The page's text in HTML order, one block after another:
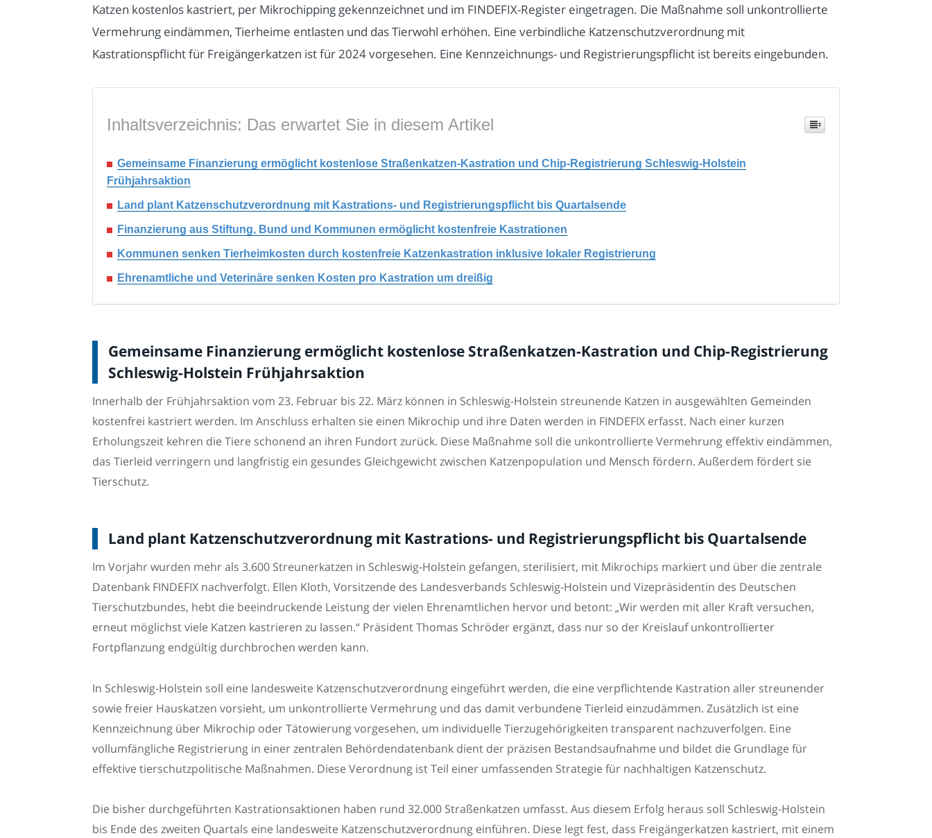
Katzen kostenlos kastriert, per Mikrochipping gekennzeichnet und im FINDEFIX-Register eingetragen. Die Maßnahme soll unkontrollierte
Vermehrung eindämmen, Tierheime entlasten und das Tierwohl erhöhen. Eine verbindliche Katzenschutzverordnung mit
Kastrationspflicht für Freigängerkatzen ist für 2024 vorgesehen. Eine Kennzeichnungs- und Registrierungspflicht ist bereits eingebunden.
Inhaltsverzeichnis: Das erwartet Sie in diesem Artikel
Gemeinsame Finanzierung ermöglicht kostenlose Straßenkatzen-Kastration und Chip-Registrierung Schleswig-Holstein
Frühjahrsaktion
Land plant Katzenschutzverordnung mit Kastrations- und Registrierungspflicht bis Quartalsende
Finanzierung aus Stiftung, Bund und Kommunen ermöglicht kostenfreie Kastrationen
Kommunen senken Tierheimkosten durch kostenfreie Katzenkastration inklusive lokaler Registrierung
Ehrenamtliche und Veterinäre senken Kosten pro Kastration um dreißig
Gemeinsame Finanzierung ermöglicht kostenlose Straßenkatzen-Kastration und Chip-Registrierung
Schleswig-Holstein Frühjahrsaktion
Innerhalb der Frühjahrsaktion vom 23. Februar bis 22. März können in Schleswig-Holstein streunende Katzen in ausgewählten Gemeinden
kostenfrei kastriert werden. Im Anschluss erhalten sie einen Mikrochip und ihre Daten werden in FINDEFIX erfasst. Nach einer kurzen
Erholungszeit kehren die Tiere schonend an ihren Fundort zurück. Diese Maßnahme soll die unkontrollierte Vermehrung effektiv eindämmen,
das Tierleid verringern und langfristig ein gesundes Gleichgewicht zwischen Katzenpopulation und Mensch fördern. Außerdem fördert sie
Tierschutz.
Land plant Katzenschutzverordnung mit Kastrations- und Registrierungspflicht bis Quartalsende
Im Vorjahr wurden mehr als 3.600 Streunerkatzen in Schleswig-Holstein gefangen, sterilisiert, mit Mikrochips markiert und über die zentrale
Datenbank FINDEFIX nachverfolgt. Ellen Kloth, Vorsitzende des Landesverbands Schleswig-Holstein und Vizepräsidentin des Deutschen
Tierschutzbundes, hebt die beeindruckende Leistung der vielen Ehrenamtlichen hervor und betont: „Wir werden mit aller Kraft versuchen,
erneut möglichst viele Katzen kastrieren zu lassen.“ Präsident Thomas Schröder ergänzt, dass nur so der Kreislauf unkontrollierter
Fortpflanzung endgültig durchbrochen werden kann.
In Schleswig-Holstein soll eine landesweite Katzenschutzverordnung eingeführt werden, die eine verpflichtende Kastration aller streunender
sowie freier Hauskatzen vorsieht, um unkontrollierte Vermehrung und das damit verbundene Tierleid einzudämmen. Zusätzlich ist eine
Kennzeichnung über Mikrochip oder Tätowierung vorgesehen, um individuelle Tierzugehörigkeiten transparent nachzuverfolgen. Eine
vollumfängliche Registrierung in einer zentralen Behördendatenbank dient der präzisen Bestandsaufnahme und bildet die Grundlage für
effektive tierschutzpolitische Maßnahmen. Diese Verordnung ist Teil einer umfassenden Strategie für nachhaltigen Katzenschutz.
Die bisher durchgeführten Kastrationsaktionen haben rund 32.000 Straßenkatzen umfasst. Aus diesem Erfolg heraus soll Schleswig-Holstein
bis Ende des zweiten Quartals eine landesweite Katzenschutzverordnung einführen. Diese legt fest, dass Freigängerkatzen kastriert, mit einem